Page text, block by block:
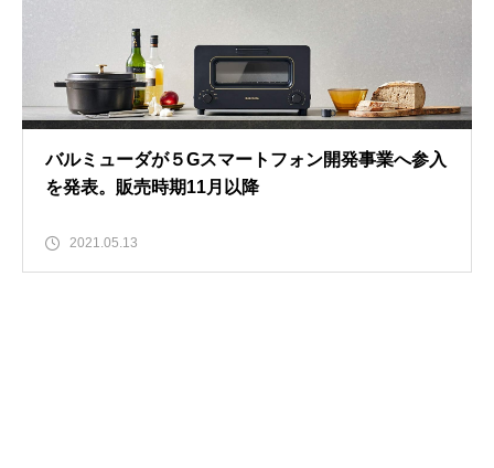
バルミューダが５Gスマートフォン開発事業へ参入
を発表。販売時期11月以降
2021.05.13